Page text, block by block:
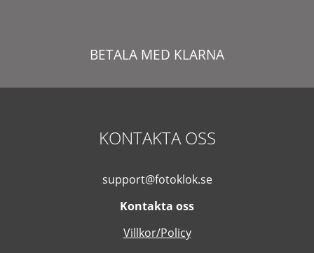
BETALA MED KLARNA
KONTAKTA OSS
support@fotoklok.se
Kontakta oss
Villkor/Policy